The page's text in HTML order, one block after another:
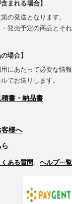
まれる場合】
の発送となります。
発売予定の商品とそ
場合】
にあたって必要な情
でお送りします。
書・納品書
客様へ
くある質問、 ヘルプ一覧